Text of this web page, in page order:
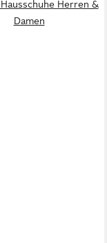
Herren &
Damen